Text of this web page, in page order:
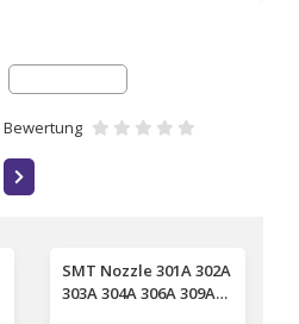
Bewertung
SMT Nozzle 301A 302A
303A 304A 306A 309A